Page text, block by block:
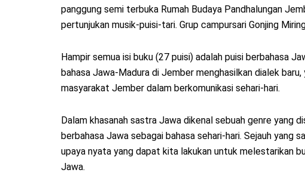
panggung semi terbuka Rumah Budaya Pandhalungan
pertunjukan musik-puisi-tari. Grup campursari Gonjing
Hampir semua isi buku (27 puisi) adalah puisi berbahasa
bahasa Jawa-Madura di Jember menghasilkan dialek
masyarakat Jember dalam berkomunikasi sehari-hari.
Dalam khasanah sastra Jawa dikenal sebuah genre yang
berbahasa Jawa sebagai bahasa sehari-hari. Sejauh yang
upaya nyata yang dapat kita lakukan untuk melestarikan
Jawa.